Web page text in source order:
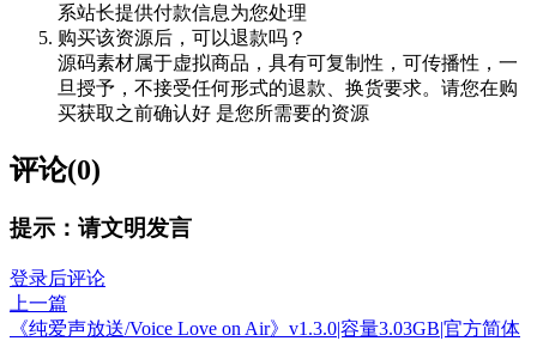
系站长提供付款信息为您处理
购买该资源后，可以退款吗？
源码素材属于虚拟商品，具有可复制性，可传播性，一
旦授予，不接受任何形式的退款、换货要求。请您在购
买获取之前确认好 是您所需要的资源
评论(0)
提示：请文明发言
登录后评论
上一篇
《纯爱声放送/Voice Love on Air》v1.3.0|容量3.03GB|官方简体